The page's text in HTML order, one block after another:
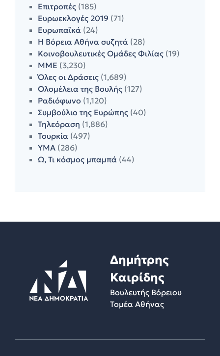
Επιτροπές (185)
Ευρωεκλογές 2019 (71)
Ευρωπαϊκά (24)
Η Βόρεια Αθήνα συζητά (28)
Κοινοβουλευτικές Ομάδες Φιλίας (19)
ΜΜΕ (3,230)
Όλες οι Δράσεις (1,689)
Ολομέλεια της Βουλής (127)
Ραδιόφωνο (1,120)
Συμβούλιο της Ευρώπης (40)
Τηλεόραση (1,886)
Τουρκία (497)
ΥΜΑ (286)
Ω, Τι κόσμος μπαμπά (44)
Δημήτρης
Καιρίδης
Βουλευτής Βόρειου
Τομέα Αθήνας